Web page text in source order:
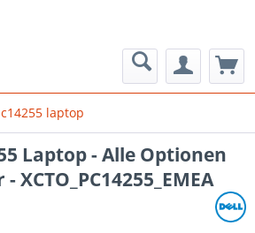
laptop
Laptop - Alle Optionen